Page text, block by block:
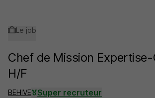
Le job
Chef de Mission
H/F
BEHIVE
Super recruteur